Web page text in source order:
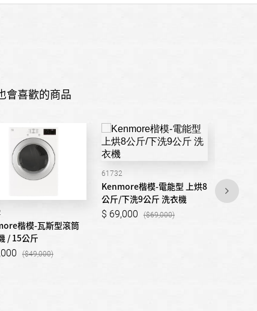
會喜歡的商品
楷模-瓦斯型滾筒
/ 15公斤
49,000
61732
Kenmore楷模-電能型 上烘8
公斤/下洗9公斤 洗衣機
69,000 69,000